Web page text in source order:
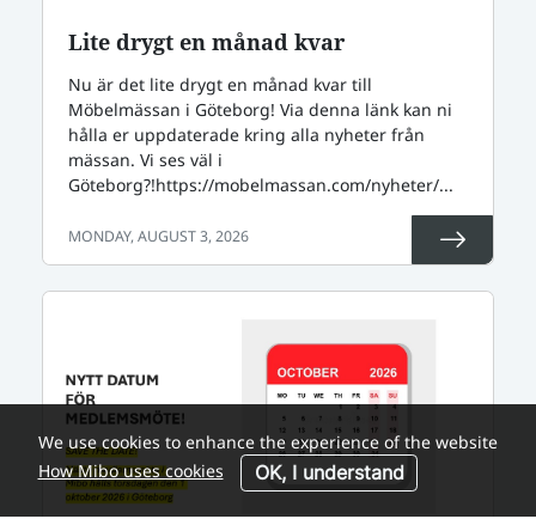
Lite drygt en månad kvar
Nu är det lite drygt en månad kvar till
Möbelmässan i Göteborg! Via denna länk kan ni
hålla er uppdaterade kring alla nyheter från
mässan. Vi ses väl i
Göteborg?!https://mobelmassan.com/nyheter/...
MONDAY, AUGUST 3, 2026
We use cookies to enhance the experience of the website
How Mibo uses cookies
OK, I understand